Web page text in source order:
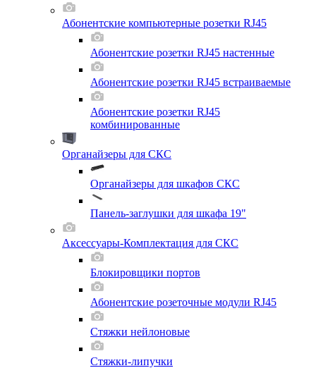
Абонентские компьютерные розетки RJ45
Абонентские розетки RJ45 настенные
Абонентские розетки RJ45 встраиваемые
Абонентские розетки RJ45
комбинированные
Органайзеры для СКС
Органайзеры для шкафов СКС
Панель-заглушки для шкафа 19"
Аксессуары-Комплектация для СКС
Блокировщики портов
Абонентские розеточные модули RJ45
Стяжки нейлоновые
Стяжки-липучки